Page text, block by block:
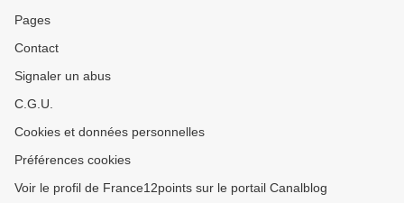
Pages
Contact
Signaler un abus
C.G.U.
Cookies et données personnelles
Préférences cookies
Voir le profil de France12points sur le portail Canalblog